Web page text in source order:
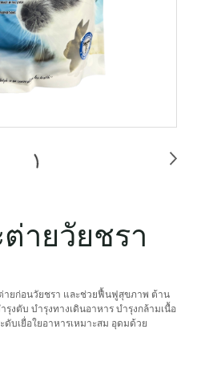
ายวัยชรา
ายก่อนวัยชรา และช่วยฟื้นฟูสุขภาพ ต้าน
รุงตับ บำรุงทางเดินอาหาร บำรุงกล้ามเนื้อ
ดับเยื่อใยอาหารเหมาะสม อุดมด้วย